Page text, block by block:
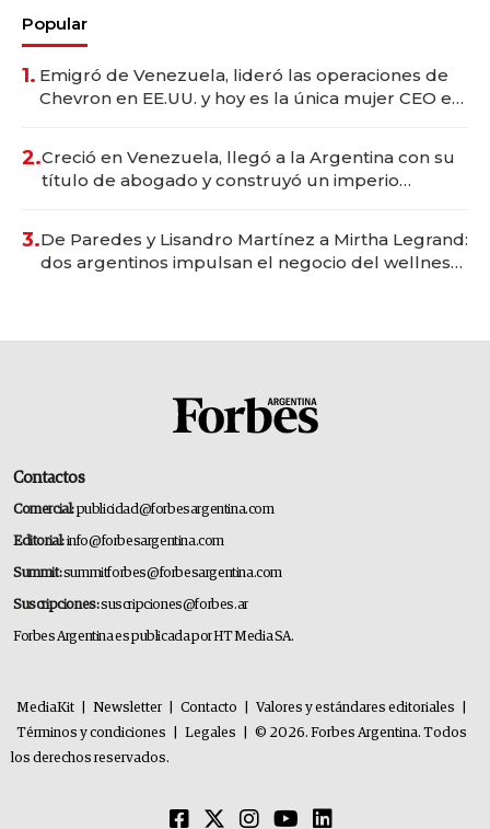
Popular
1. Emigró de Venezuela, lideró las operaciones de
Chevron en EE.UU. y hoy es la única mujer CEO en
2.Creció en Venezuela, llegó a la Argentina con su
título de abogado y construyó un imperio
3.De Paredes y Lisandro Martínez a Mirtha Legrand:
dos argentinos impulsan el negocio del wellness
Contactos
Comercial:publicidad@forbesargentina.com
Editorial:info@forbesargentina.com
Summit:summitforbes@forbesargentina.com
Suscripciones:suscripciones@forbes.ar
Forbes Argentina es publicada por HT Media SA.
MediaKit Newsletter Contacto Valores y estándares editoriales
Términos y condiciones
Legales
© 2026. Forbes Argentina. Todos
los derechos reservados.